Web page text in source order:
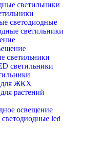
светильники
светодиодные
светильники
светильники
светильники
для ЖКХ
растений
освещение
led